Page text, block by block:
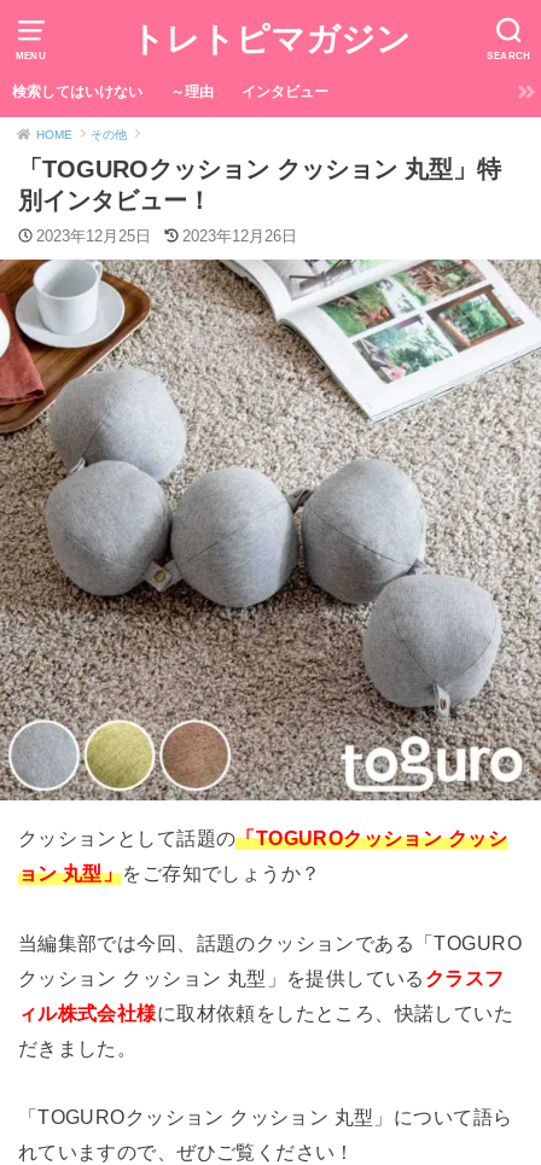
MENU SEARCH
トレトピマガジン
検索してはいけない ～理由 インタビュー
HOME その他
「TOGUROクッション クッション 丸型」特
別インタビュー！
2023年12月25日 2023年12月26日
クッションとして話題の「TOGUROクッション クッシ
ョン 丸型」をご存知でしょうか？
当編集部では今回、話題のクッションである「TOGURO
クッション クッション 丸型」を提供している クラスフ
ィル株式会社様に取材依頼をしたところ、快諾していた
だきました。
「TOGUROクッション クッション 丸型」について語ら
れていますので、ぜひご覧ください！